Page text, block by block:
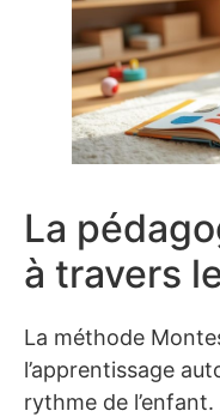
La
à travers
La méthode
l’apprentissage
rythme de